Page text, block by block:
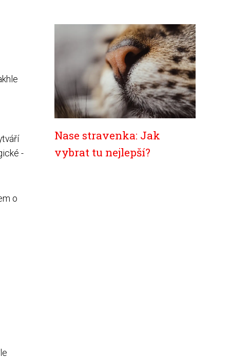
-
o
Nase stravenka: Jak
vybrat tu nejlepší?